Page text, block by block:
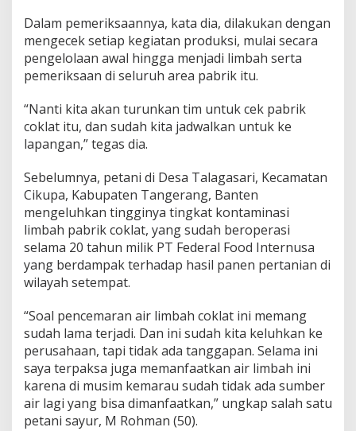
Dalam pemeriksaannya, kata dia, dilakukan dengan
mengecek setiap kegiatan produksi, mulai secara
pengelolaan awal hingga menjadi limbah serta
pemeriksaan di seluruh area pabrik itu.
“Nanti kita akan turunkan tim untuk cek pabrik
coklat itu, dan sudah kita jadwalkan untuk ke
lapangan,” tegas dia.
Sebelumnya, petani di Desa Talagasari, Kecamatan
Cikupa, Kabupaten Tangerang, Banten
mengeluhkan tingginya tingkat kontaminasi
limbah pabrik coklat, yang sudah beroperasi
selama 20 tahun milik PT Federal Food Internusa
yang berdampak terhadap hasil panen pertanian di
wilayah setempat.
“Soal pencemaran air limbah coklat ini memang
sudah lama terjadi. Dan ini sudah kita keluhkan ke
perusahaan, tapi tidak ada tanggapan. Selama ini
saya terpaksa juga memanfaatkan air limbah ini
karena di musim kemarau sudah tidak ada sumber
air lagi yang bisa dimanfaatkan,” ungkap salah satu
petani sayur, M Rohman (50).